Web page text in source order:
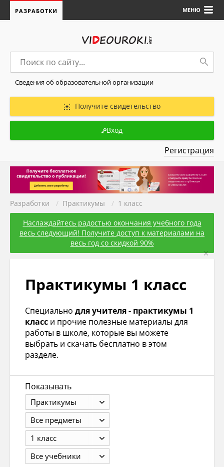
МЕНЮ
РАЗРАБОТКИ
Сведения об образовательной организации
Получите свидетельство
Вход
Регистрация
Разработки / Практикумы / 1 класс
Наслаждайтесь радостью окончания учебного года
весь следующий! Получите доступ к материалами на
весь год со скидкой 90%
×
Практикумы 1 класс
Специально для учителя - практикумы 1
класс и прочие полезные материалы для
работы в школе, которые вы можете
выбрать и скачать бесплатно в этом
разделе.
Показывать
Практикумы
Все предметы
1 класс
Все учебники